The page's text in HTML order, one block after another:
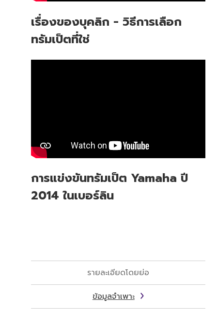
เรื่องของบุคลิก - วิธีการเลือก
ทรัมเป็ตที่ใช่
การแข่งขันทรัมเป็ต Yamaha ปี
2014 ในเบอร์ลิน
รายละเอียดโดยย่อ
ข้อมูลจำเพาะ